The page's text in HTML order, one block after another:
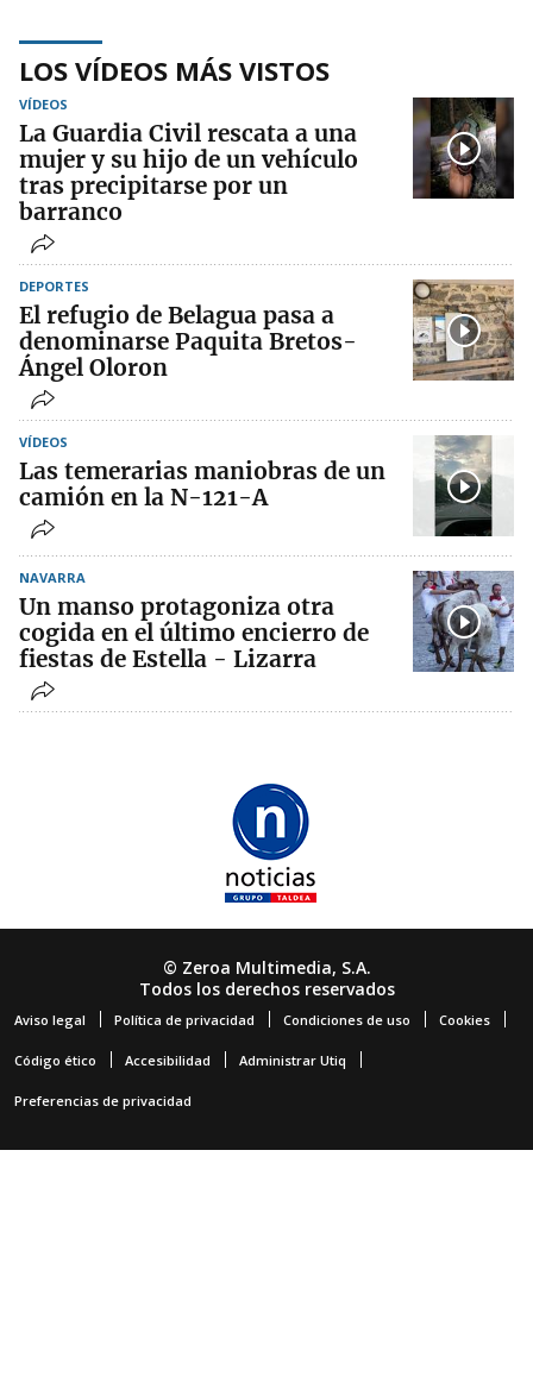
LOS VÍDEOS MÁS VISTOS
VÍDEOS
La Guardia Civil rescata a una
mujer y su hijo de un vehículo
tras precipitarse por un
barranco
DEPORTES
El refugio de Belagua pasa a
denominarse Paquita Bretos-
Ángel Oloron
VÍDEOS
Las temerarias maniobras de un
camión en la N-121-A
NAVARRA
Un manso protagoniza otra
cogida en el último encierro de
fiestas de Estella - Lizarra
© Zeroa Multimedia, S.A.
Todos los derechos reservados
Aviso legal Política de privacidad Condiciones de uso Cookies
Código ético Accesibilidad Administrar Utiq
Preferencias de privacidad